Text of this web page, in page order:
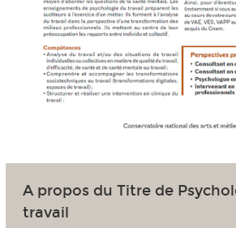
A propos du Titre de
travail